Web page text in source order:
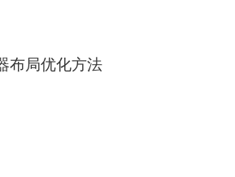
布局优化方法